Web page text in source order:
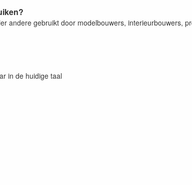
andere gebruikt door modelbouwers, interieurbouwers,
in de huidige taal